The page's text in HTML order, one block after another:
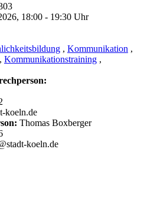
18:00 - 19:30 Uhr
, Kommunikation ,
, Kommunikationstraining ,
koeln.de
Thomas Boxberger
koeln.de